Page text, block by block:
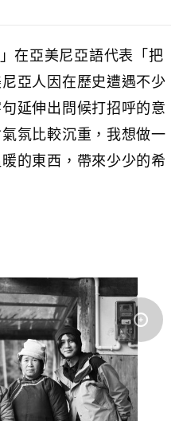
在亞美尼亞語代表「把
亞人因在歷史遭遇不少
延伸出問候打招呼的意
氛比較沉重，我想做一
的東西，帶來少少的希